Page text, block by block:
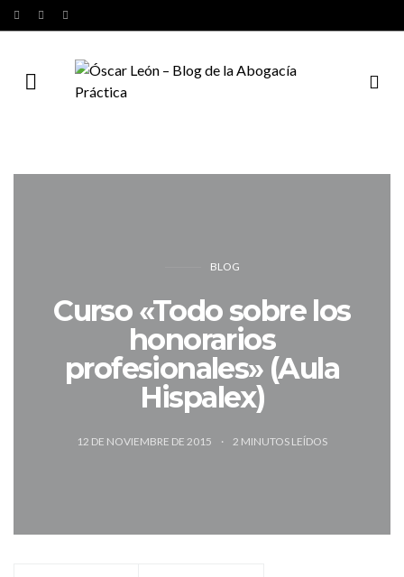
BLOG
Curso «Todo sobre los
honorarios
profesionales» (Aula
Hispalex)
12 DE NOVIEMBRE DE 2015 2 MINUTOS LEÍDOS